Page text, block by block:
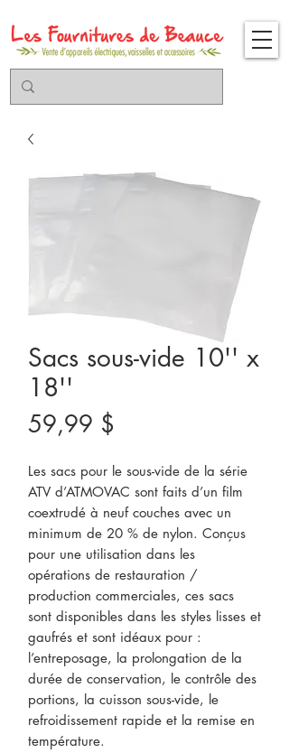
Sacs sous-vide 10'' x
18''
59,99 $
Les sacs pour le sous-vide de la série
ATV d’ATMOVAC sont faits d’un film
coextrudé à neuf couches avec un
minimum de 20 % de nylon. Conçus
pour une utilisation dans les
opérations de restauration /
production commerciales, ces sacs
sont disponibles dans les styles lisses et
gaufrés et sont idéaux pour :
l’entreposage, la prolongation de la
durée de conservation, le contrôle des
portions, la cuisson sous-vide, le
refroidissement rapide et la remise en
température.